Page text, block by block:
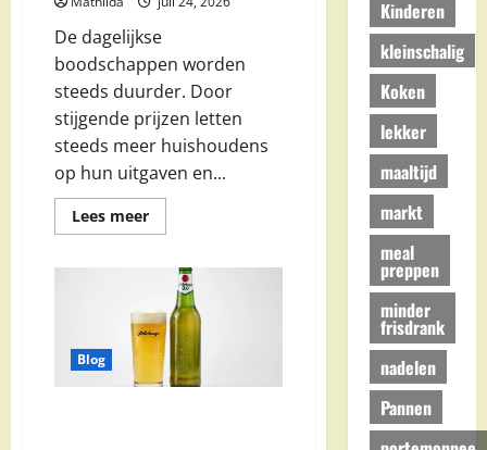
De dagelijkse
boodschappen worden
steeds duurder. Door
stijgende prijzen letten
steeds meer huishoudens
op hun uitgaven en...
Lees meerLees
meer
boodschappen
kopen:
slimme
tips
om
te
besparen
Blog
Kinderen
kleinschalig
Koken
lekker
maaltijd
markt
meal
preppen
minder
frisdrank
nadelen
Pannen